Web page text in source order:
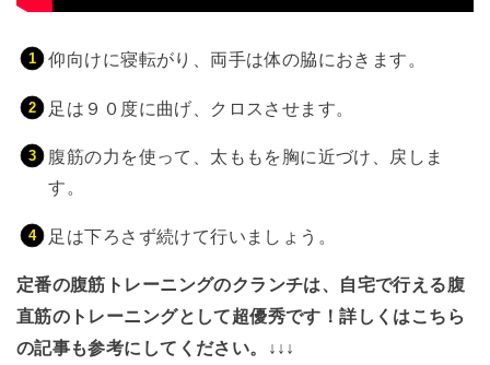
仰向けに寝転がり、両手は体の脇におきます。
足は９０度に曲げ、クロスさせます。
腹筋の力を使って、太ももを胸に近づけ、戻しま
す。
足は下ろさず続けて行いましょう。
定番の腹筋トレーニングのクランチは、自宅で行える腹
直筋のトレーニングとして超優秀です！詳しくはこちら
の記事も参考にしてください。↓↓↓